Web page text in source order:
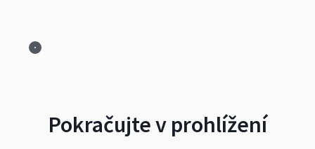
Pokračujte v prohlížení